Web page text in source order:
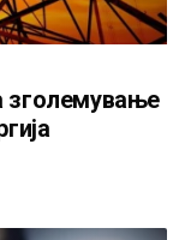
зголемување